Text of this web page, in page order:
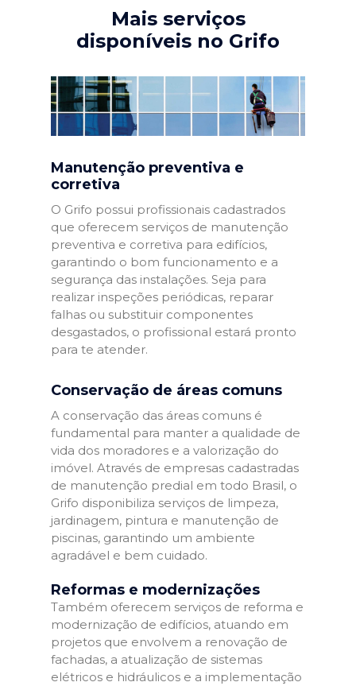
Mais serviços
disponíveis no Grifo
Manutenção preventiva e
corretiva
O Grifo possui profissionais cadastrados
que oferecem serviços de manutenção
preventiva e corretiva para edifícios,
garantindo o bom funcionamento e a
segurança das instalações. Seja para
realizar inspeções periódicas, reparar
falhas ou substituir componentes
desgastados, o profissional estará pronto
para te atender.
Conservação de áreas comuns
A conservação das áreas comuns é
fundamental para manter a qualidade de
vida dos moradores e a valorização do
imóvel. Através de empresas cadastradas
de manutenção predial em todo Brasil, o
Grifo disponibiliza serviços de limpeza,
jardinagem, pintura e manutenção de
piscinas, garantindo um ambiente
agradável e bem cuidado.
Reformas e modernizações
Também oferecem serviços de reforma e
modernização de edifícios, atuando em
projetos que envolvem a renovação de
fachadas, a atualização de sistemas
elétricos e hidráulicos e a implementação